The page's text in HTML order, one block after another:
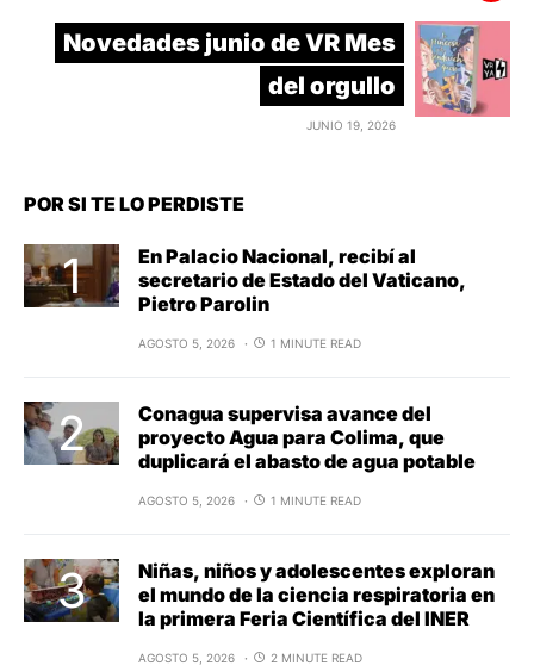
Novedades junio de VR Mes
del orgullo
JUNIO 19, 2026
POR SI TE LO PERDISTE
En Palacio Nacional, recibí al
secretario de Estado del Vaticano,
Pietro Parolin
AGOSTO 5, 2026 1 MINUTE READ
Conagua supervisa avance del
proyecto Agua para Colima, que
duplicará el abasto de agua potable
AGOSTO 5, 2026 1 MINUTE READ
Niñas, niños y adolescentes exploran
el mundo de la ciencia respiratoria en
la primera Feria Científica del INER
AGOSTO 5, 2026 2 MINUTE READ